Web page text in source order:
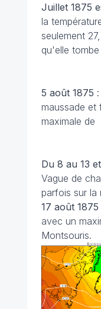
Juillet 1875
la
seulement
qu'elle tombe
5 août 1875
maussade et
maximale de
Du 8 au 13
Vague de
parfois sur la
17 août 1875
avec un
Montsouris.